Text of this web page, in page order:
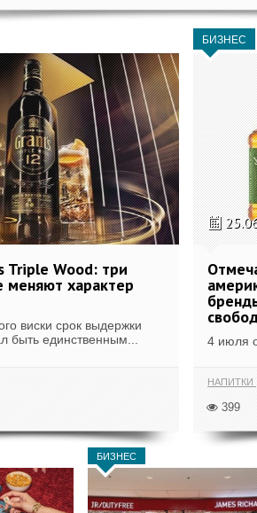
Triple Wood: три
меняют характер
виски срок выдержки
быть единственным...
БИЗНЕС
4 июля
НАПИТКИ
399
БИЗНЕС